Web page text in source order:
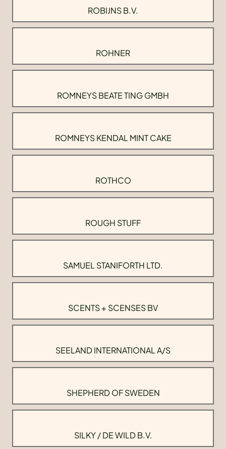
ROBIJNS B.V.
ROHNER
ROMNEYS BEATE TING GMBH
ROMNEYS KENDAL MINT CAKE
ROTHCO
ROUGH STUFF
SAMUEL STANIFORTH LTD.
SCENTS + SCENSES BV
SEELAND INTERNATIONAL A/S
SHEPHERD OF SWEDEN
SILKY / DE WILD B.V.